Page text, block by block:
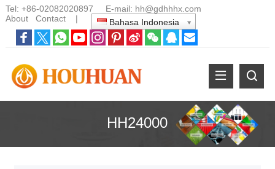
Tel: +86-02082020897 E-mail: hh@gdhhhx.com
About
Contact| Bahasa Indonesia
HH24000